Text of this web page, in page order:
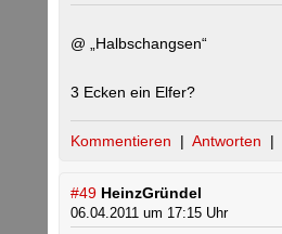
@ „Halbschangsen“
3 Ecken ein Elfer?
Kommentieren | Antworten |
#49 HeinzGründel
06.04.2011 um 17:15 Uhr